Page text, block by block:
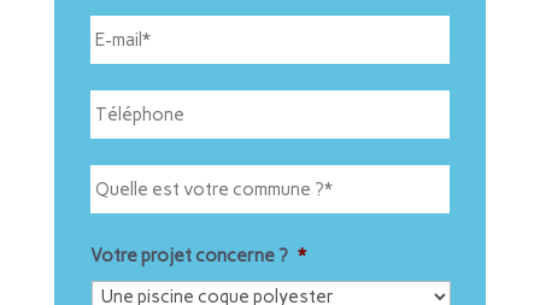
E
-
T
é
p
h
n
*
Q
u
l
e
Ville
Votre projet concerne ? *